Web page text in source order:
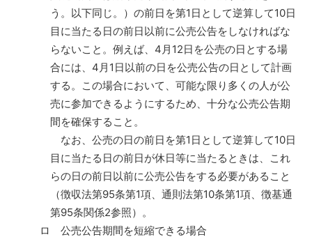
う。以下同じ。）の前日を第1日として逆算して10日
目に当たる日の前日以前に公売公告をしなければな
らないこと。例えば、4月12日を公売の日とする場
合には、4月1日以前の日を公売公告の日として計画
する。この場合において、可能な限り多くの人が公
売に参加できるようにするため、十分な公売公告期
間を確保すること。
なお、公売の日の前日を第1日として逆算して10日
目に当たる日の前日が休日等に当たるときは、これ
らの日の前日以前に公売公告をする必要があること
（徴収法第95条第1項、通則法第10条第1項、徴基通
第95条関係2参照）。
ロ 公売公告期間を短縮できる場合